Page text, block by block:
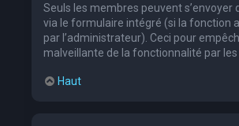
Seuls les membres peuvent s’envoyer
via le formulaire intégré (si la fonction
par l’administrateur). Ceci pour
malveillante de la fonctionnalité par les
Haut